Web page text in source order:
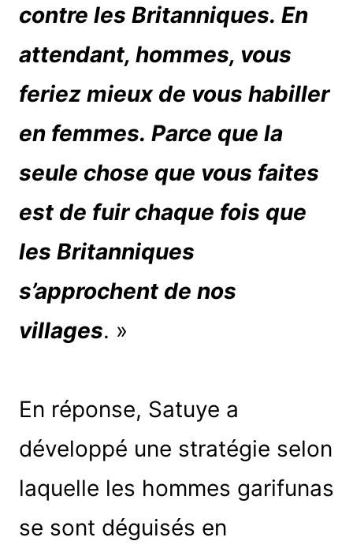
contre les Britanniques. En
attendant, hommes, vous
feriez mieux de vous habiller
en femmes. Parce que la
seule chose que vous faites
est de fuir chaque fois que
les Britanniques
s’approchent de nos
villages. »
En réponse, Satuye a
développé une stratégie selon
laquelle les hommes garifunas
se sont déguisés en